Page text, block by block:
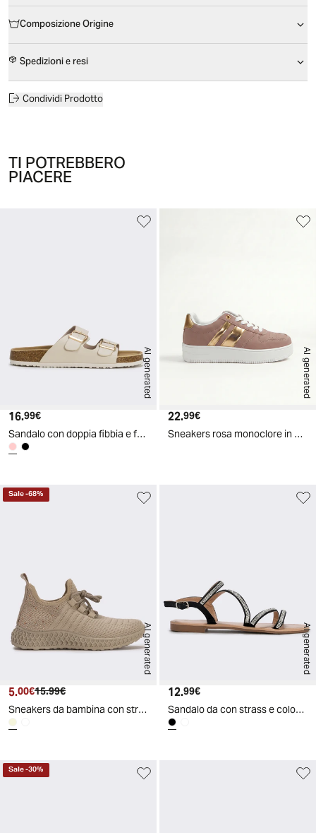
Composizione Origine
Spedizioni e resi
Condividi Prodotto
TI POTREBBERO
PIACERE
AI generated
Prezzo attuale
16.99€
Sandalo con doppia fibbia e fasce regolabili - Rosa
AI generated
Prezzo attuale
22.99€
Sneakers rosa monoclore in poliuretano - Rosa
AI generated
Sale-68%
Prezzo attuale
5.00€ Prezzo originale
15.99€
Sneakers da bambina con strass e suola rilievo - Beige
AI generated
Prezzo attuale
12.99€
Sandalo da con strass e colori trendy - Nero
Sale-30%